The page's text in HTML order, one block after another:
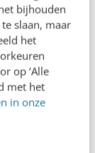
bijhouden
slaan, maar
het
op ‘Alle
met het
in onze
ok”).
slideshow
Ze zien
à
ligt